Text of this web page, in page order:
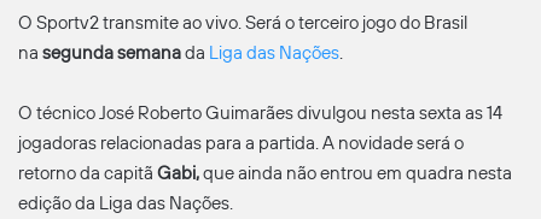
O Sportv2 transmite ao vivo. Será o terceiro jogo do Brasil
na segunda semanada Liga das Nações.
O técnico José Roberto Guimarães divulgou nesta sexta as 14
jogadoras relacionadas para a partida. A novidade será o
retorno da capitã Gabi,que ainda não entrou em quadra nesta
edição da Liga das Nações.